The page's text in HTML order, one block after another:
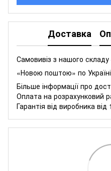
Доставка
Самовивіз з нашого
«Новою поштою» по
Більше інформації про
Оплата на розрахунковий
Гарантія від виробника